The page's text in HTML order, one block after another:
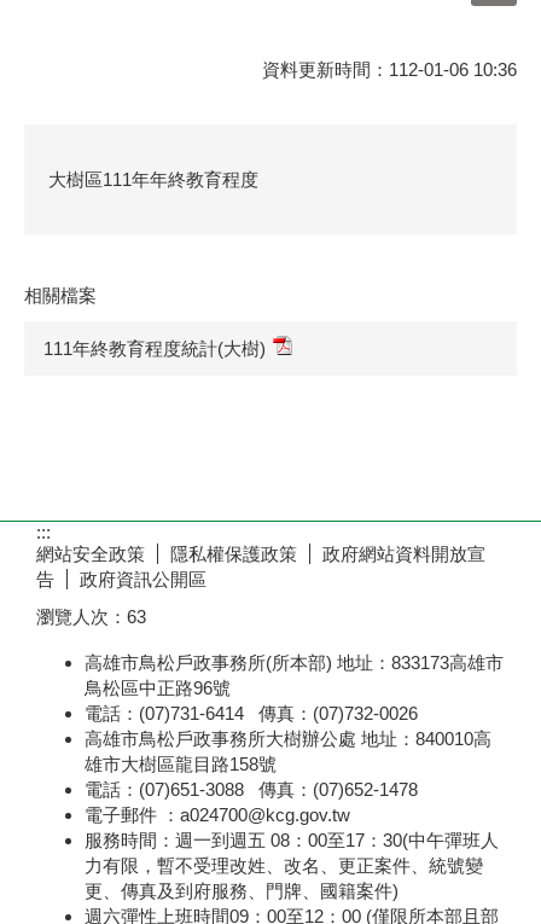
資料更新時間：112-01-06 10:36
大樹區111年年終教育程度
相關檔案
111年終教育程度統計(大樹)
:::
網站安全政策
隱私權保護政策
政府網站資料開放宣
告
政府資訊公開區
瀏覽人次： 63
高雄市鳥松戶政事務所(所本部) 地址：833173高雄市
鳥松區中正路96號
電話：(07)731-6414 傳真：(07)732-0026
高雄市鳥松戶政事務所大樹辦公處 地址：840010高
雄市大樹區龍目路158號
電話：(07)651-3088 傳真：(07)652-1478
電子郵件 ：a024700@kcg.gov.tw
服務時間：週一到週五 08：00至17：30(中午彈班人
力有限，暫不受理改姓、改名、更正案件、統號變
更、傳真及到府服務、門牌、國籍案件)
週六彈性上班時間09：00至12：00 (僅限所本部且部